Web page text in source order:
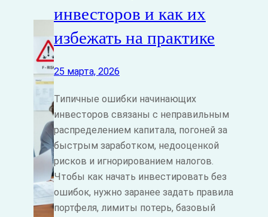
инвесторов и как их
избежать на практике
25 марта, 2026
Типичные ошибки начинающих
инвесторов связаны с неправильным
распределением капитала, погоней за
быстрым заработком, недооценкой
рисков и игнорированием налогов.
Чтобы как начать инвестировать без
ошибок, нужно заранее задать правила
портфеля, лимиты потерь, базовый